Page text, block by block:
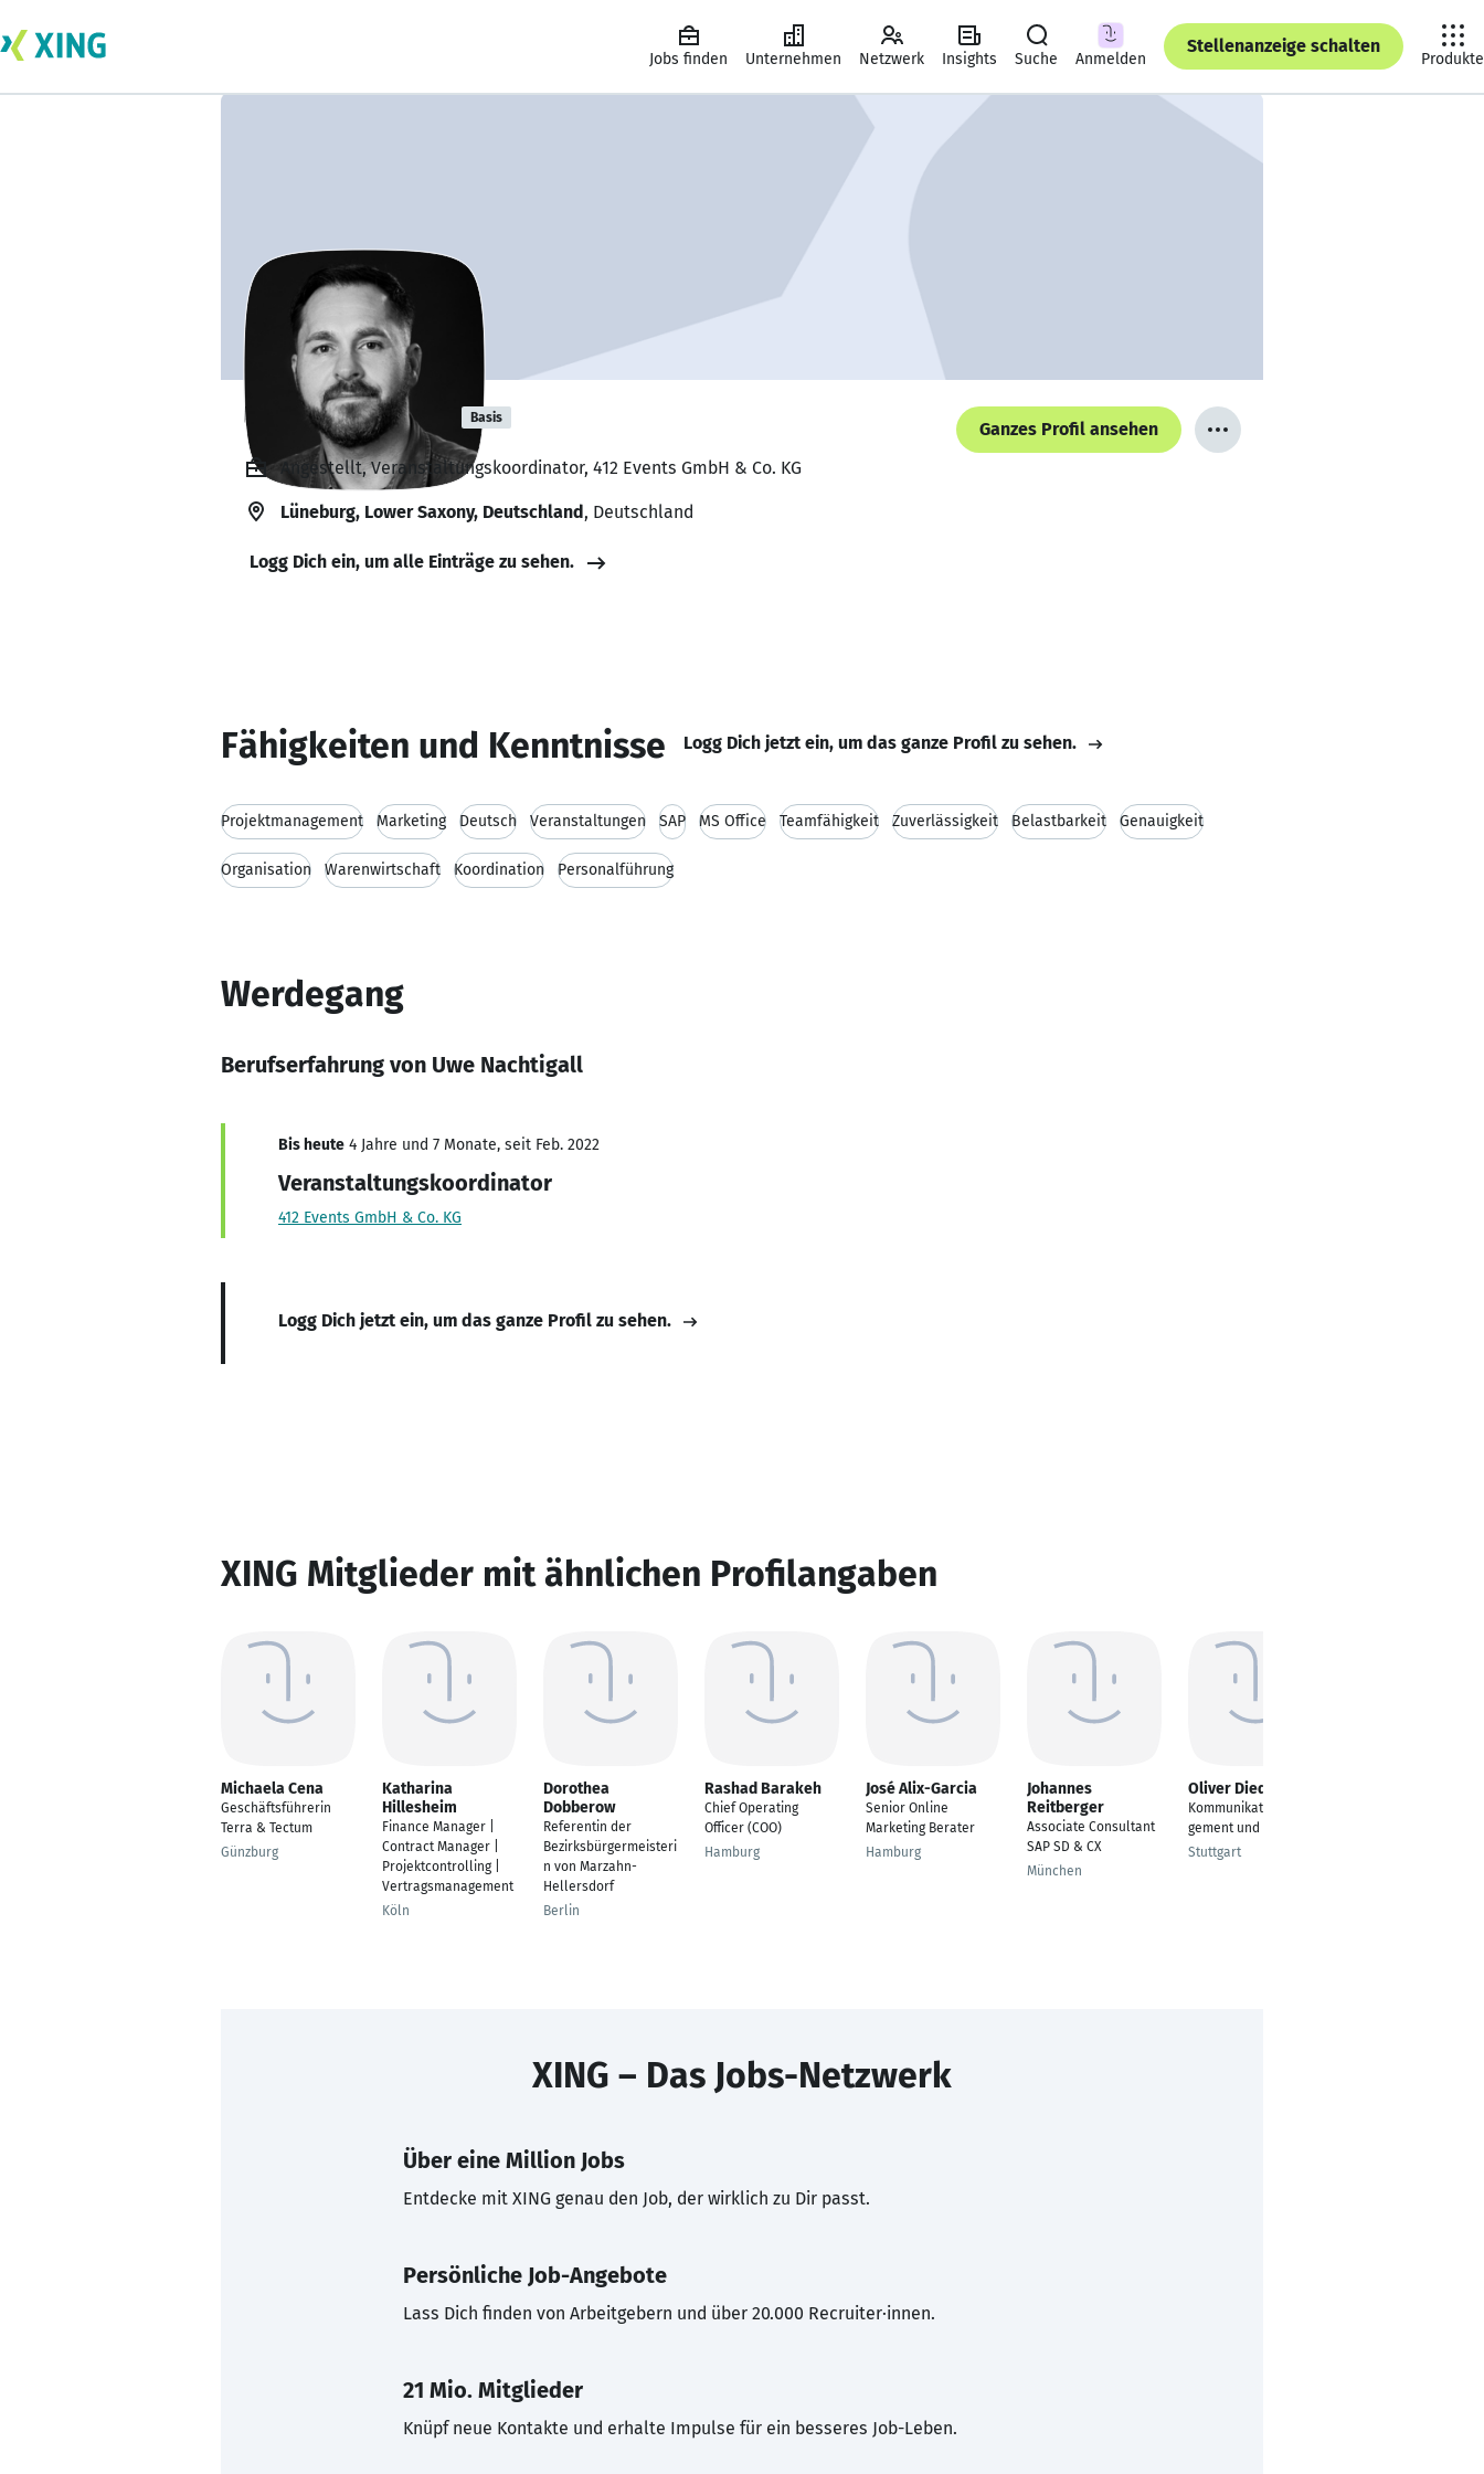
Jobs finden Unternehmen Netzwerk Insights Suche Anmelden
Stellenanzeige schalten
Produkte
Uwe Nachtigall Basis
Ganzes Profil ansehen
Angestellt, Veranstaltungskoordinator, 412 Events GmbH & Co. KG
Lüneburg, Lower Saxony, Deutschland, Deutschland
Logg Dich ein, um alle Einträge zu sehen.
Fähigkeiten und Kenntnisse Logg Dich jetzt ein, um das ganze Profil zu sehen.
Projektmanagement Marketing Deutsch Veranstaltungen SAP MS Office Teamfähigkeit Zuverlässigkeit Belastbarkeit Genauigkeit
Organisation Warenwirtschaft Koordination Personalführung
Werdegang
Berufserfahrung von Uwe Nachtigall
Bis heute 4 Jahre und 7 Monate, seit Feb. 2022
Veranstaltungskoordinator
412 Events GmbH & Co. KG
Logg Dich jetzt ein, um das ganze Profil zu sehen.
XING Mitglieder mit ähnlichen Profilangaben
Michaela Cena
Geschäftsführerin
Terra & Tectum
Günzburg
Katharina
Hillesheim
Finance Manager |
Contract Manager |
Projektcontrolling |
Vertragsmanagement
Köln
Dorothea
Dobberow
Referentin der
Bezirksbürgermeisteri
n von Marzahn-
Hellersdorf
Berlin
Rashad Barakeh
Chief Operating
Officer (COO)
Hamburg
José Alix-Garcia
Senior Online
Marketing Berater
Hamburg
Johannes
Reitberger
Associate Consultant
SAP SD & CX
München
Oliver Diederichs
Kommunikationsmana
gement und -analyse
Stuttgart
XING – Das Jobs-Netzwerk
Über eine Million Jobs
Entdecke mit XING genau den Job, der wirklich zu Dir passt.
Persönliche Job-Angebote
Lass Dich finden von Arbeitgebern und über 20.000 Recruiter·innen.
21 Mio. Mitglieder
Knüpf neue Kontakte und erhalte Impulse für ein besseres Job-Leben.